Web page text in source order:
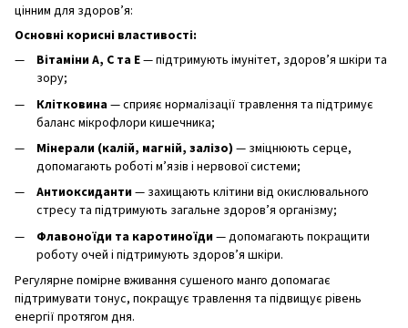
цінним для здоров’я:
Основні корисні властивості:
Вітаміни А, С та Е— підтримують імунітет, здоров’я шкіри та
зору;
Клітковина— сприяє нормалізації травлення та підтримує
баланс мікрофлори кишечника;
Мінерали (калій, магній, залізо) — зміцнюють серце,
допомагають роботі м’язів і нервової системи;
Антиоксиданти— захищають клітини від окислювального
стресу та підтримують загальне здоров’я організму;
Флавоноїди та каротиноїди— допомагають покращити
роботу очей і підтримують здоров’я шкіри.
Регулярне помірне вживання сушеного манго допомагає
підтримувати тонус, покращує травлення та підвищує рівень
енергії протягом дня.